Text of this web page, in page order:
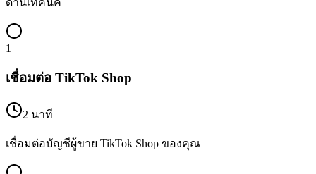
1
เชื่อมต่อ TikTok Shop
2 นาที
เชื่อมต่อบัญชีผู้ขาย TikTok Shop ของคุณ